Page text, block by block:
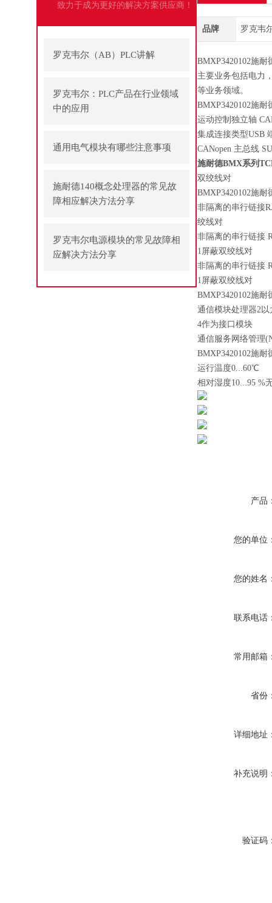
致力于成为更好的解决方案供应商！
罗克韦尔（AB）PLC讲解
罗克韦尔：PLC产品在行业领域
中的应用
通用电气模块有哪些注意事项
施耐德140概念处理器的常见故
障相应解决方法分享
罗克韦尔电源模块的常见故障相
应解决方法分享
品牌 罗克韦
BMXP3420102施耐
主要业务包括电力
等业务领域。
BMXP3420102施耐
运动控制独立轴
集成连接类型USB
CANopen 主总线
施耐德BMX系列
双绞线对
BMXP3420102施耐
非隔离的串行链接
绞线对
非隔离的串行链接
1屏蔽双绞线对
非隔离的串行链接
1屏蔽双绞线对
BMXP3420102施耐
通信模块处理器2
4作为接口模块
通信服务网络管理
BMXP3420102施耐
运行温度0...60℃
相对湿度10...95 %
产品
您的单位
您的姓名
联系电话
常用邮箱
省份
详细地址
补充说明
验证码